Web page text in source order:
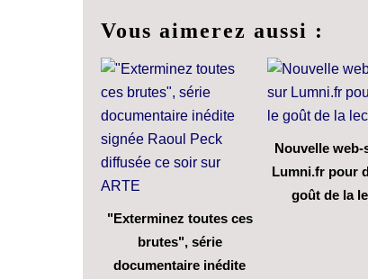
Vous aimerez aussi :
"Exterminez toutes ces
brutes", série
documentaire inédite
Nouvelle web-
Lumni.fr pour
goût de la